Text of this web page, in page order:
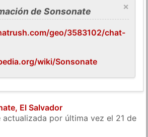
×
de Sonsonate
geo/3583102/chat-
wiki/Sonsonate
El Salvador
actualizada por última vez el 21 de